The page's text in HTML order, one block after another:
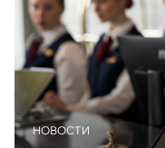
НОВОСТИ